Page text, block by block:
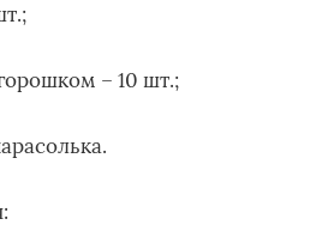
– 10 шт.;